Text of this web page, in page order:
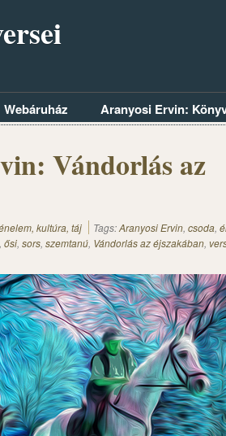
Webáruház Aranyosi Ervin:
Vándorlás az
kultúra, táj Tags:Aranyosi Ervin, csoda,
, ősi, sors, szemtanú, Vándorlás az éjszakában,